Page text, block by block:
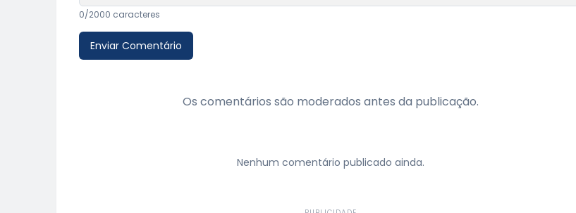
0/2000 caracteres
Enviar Comentário
Os comentários são moderados antes da publicação.
Nenhum comentário publicado ainda.